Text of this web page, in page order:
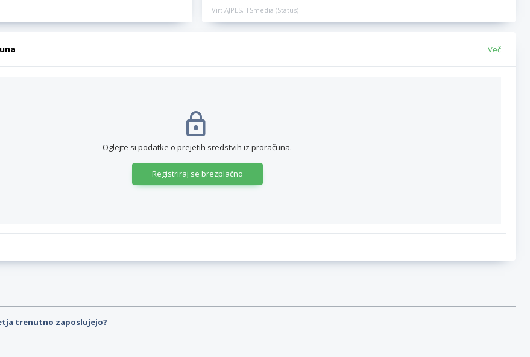
Vir: AJPES, TSmedia (Status)
Več
Oglejte si podatke o prejetih sredstvih iz proračuna.
Registriraj se brezplačno
trenutno zaposlujejo?